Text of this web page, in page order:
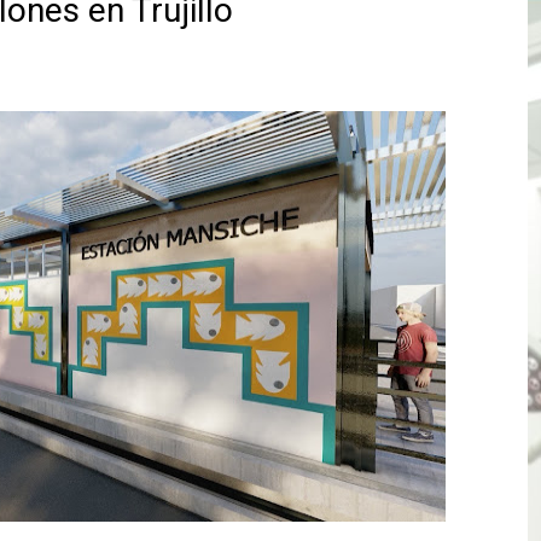
JURAMENTO COMO DIPUTADO "POR LA
Así puedes evitar pagar por telefonía, internet o
EN SUS PRIMEROS MESES DE GESTIÓN RECUPERARÁ
SIN ENERGÍA POR NO RESPETARSE LAS
tu servicio de internet o telefonía solo toma un día hábil
recomienda verificar la cobertura móvil de tu
VIDEO GESTIÓN, ACCEDE A FACILIDADES DE PAGO Y
APROVECHA LAS FACILIDADES DE PAGO PARA
su propuesta académica con escolares y padres
en Trujillo